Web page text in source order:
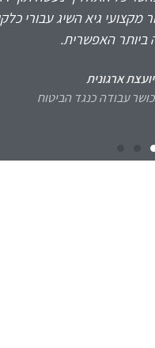
מקצועי גיא השיג עבורי
ביותר האפשרית.
ארגונית
עבודה כנגד הביטוח